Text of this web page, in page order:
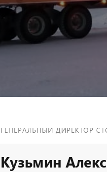
ГЕНЕРАЛЬНЫЙ ДИРЕКТОР
Кузьмин